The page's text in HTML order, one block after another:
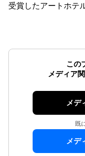
受賞したアートホテ
この
メディア
メデ
既
メデ